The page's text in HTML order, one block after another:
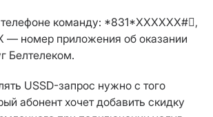
команду: *831*XXXXXX#,
— номер приложения об оказании
Белтелеком.
USSD-запрос нужно с того
абонент хочет добавить скидку